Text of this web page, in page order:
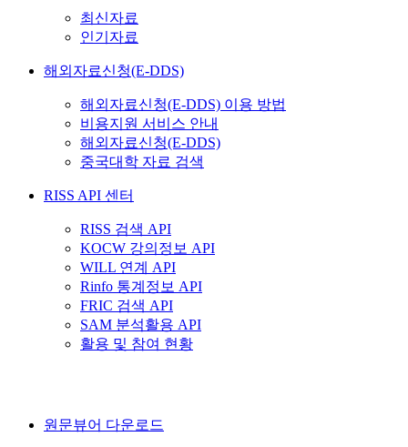
최신자료
인기자료
해외자료신청(E-DDS)
해외자료신청(E-DDS) 이용 방법
비용지원 서비스 안내
해외자료신청(E-DDS)
중국대학 자료 검색
RISS API 센터
RISS 검색 API
KOCW 강의정보 API
WILL 연계 API
Rinfo 통계정보 API
FRIC 검색 API
SAM 분석활용 API
활용 및 참여 현황
원문뷰어 다운로드